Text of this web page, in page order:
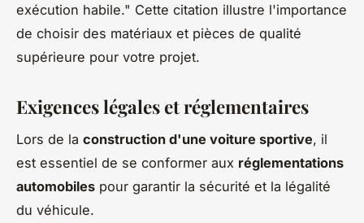
exécution habile." Cette citation illustre l'importance
de choisir des matériaux et pièces de qualité
supérieure pour votre projet.
Exigences légales et réglementaires
Lors de la construction d'une voiture sportive, il
est essentiel de se conformer aux réglementations
automobiles pour garantir la sécurité et la légalité
du véhicule.